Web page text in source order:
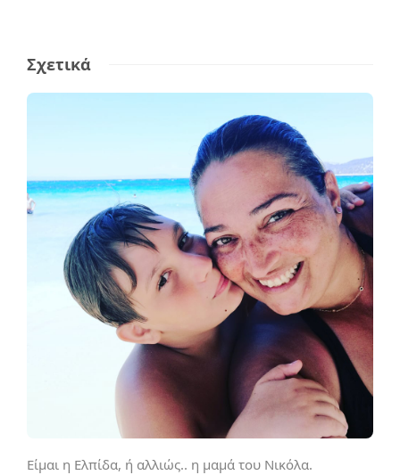
Σχετικά
Είμαι η Ελπίδα, ή αλλιώς.. η μαμά του Νικόλα.